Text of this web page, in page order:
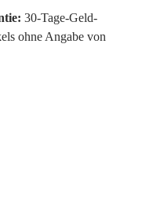
30-Tage-Geld-
ohne Angabe von